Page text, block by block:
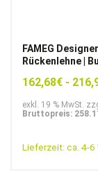
FAMEG
Rückenlehne |
162,68€ -
exkl. 19 % MwSt.
Bruttopreis:
Lieferzeit: ca. 4-6